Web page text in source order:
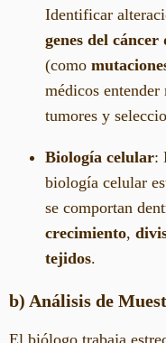
Identificar
genes del cáncer
(como
médicos
tumores y
Biología celular:
biología celular
se comportan
crecimiento,
tejidos.
b) Análisis de
El biólogo trabaja